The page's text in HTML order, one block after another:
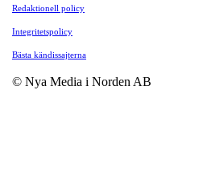
Redaktionell policy
Integritetspolicy
Bästa kändissajterna
© Nya Media i Norden AB